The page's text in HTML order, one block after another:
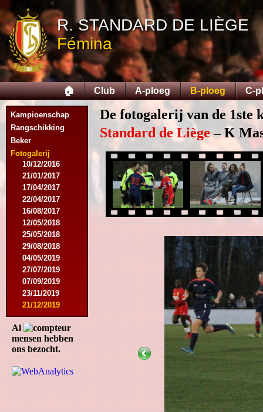
R. STANDARD DE LIÈGE
Fémina
🏠 Club A-ploeg B-ploeg C-
Kampioenschap
Rangschikking
Beker
Fotogalerij
11/11/2015
28/11/2015
27/02/2016
12/03/2016
19/03/2016
09/04/2016
23/04/2016
30/04/2016
18/07/2016
07/08/2016
17/09/2016
19/11/2016
26/11/2016
10/12/2016
21/01/2017
17/04/2017
22/04/2017
16/08/2017
12/05/2018
25/05/2018
29/08/2018
04/05/2019
27/07/2019
07/09/2019
23/11/2019
21/12/2019
Al
mensen hebben
ons bezocht.
De fotogalerij van de 1ste
Standard de Liège– K